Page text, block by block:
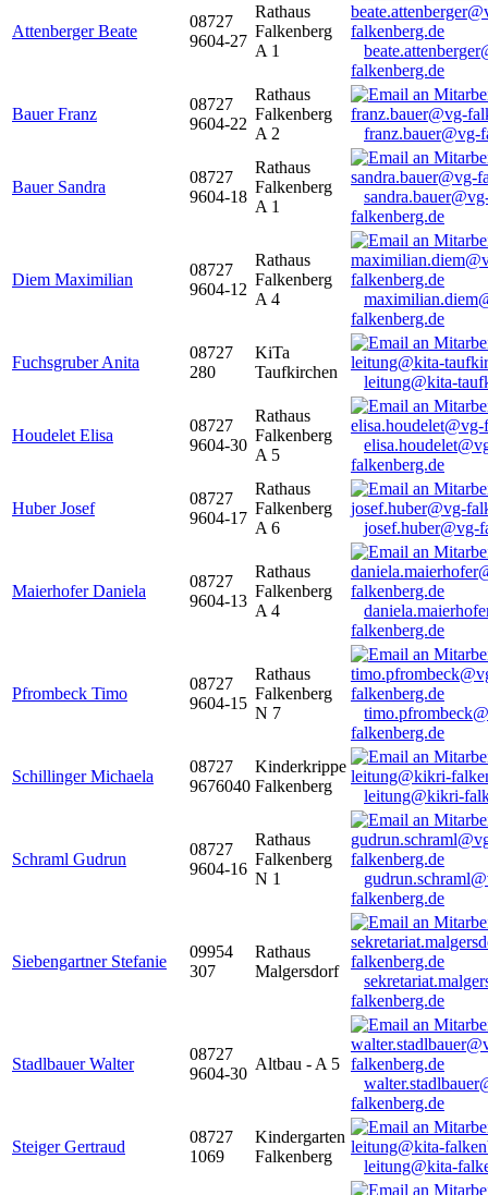
Attenberger Beate
08727
9604-27
Rathaus
Falkenberg
A 1
falkenberg.de
Bauer Franz
08727
9604-22
Rathaus
Falkenberg
A 2
franz.bauer@vg-
Bauer Sandra
08727
9604-18
Rathaus
Falkenberg
A 1
falkenberg.de
Diem Maximilian
08727
9604-12
Rathaus
Falkenberg
A 4
falkenberg.de
Fuchsgruber Anita
08727
280
KiTa
Taufkirchen
leitung@kita-
Houdelet Elisa
08727
9604-30
Rathaus
Falkenberg
A 5
falkenberg.de
Huber Josef
08727
9604-17
Rathaus
Falkenberg
A 6
josef.huber@vg-
Maierhofer Daniela
08727
9604-13
Rathaus
Falkenberg
A 4
falkenberg.de
Pfrombeck Timo
08727
9604-15
Rathaus
Falkenberg
N 7
falkenberg.de
Schillinger Michaela
08727
9676040
Kinderkrippe
Falkenberg
leitung@kikri-
Schraml Gudrun
08727
9604-16
Rathaus
Falkenberg
N 1
falkenberg.de
Siebengartner Stefanie
09954
307
Rathaus
Malgersdorf
falkenberg.de
Stadlbauer Walter
08727
9604-30
Altbau - A 5
falkenberg.de
Steiger Gertraud
08727
1069
Kindergarten
Falkenberg
leitung@kita-